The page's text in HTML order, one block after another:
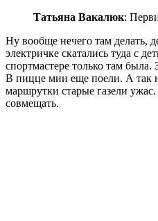
Татьяна Вакалюк:
Ну вообще нечего там делать,
электричке скатались туда с
спортмастере только там
В пицце мии еще поели. А так
маршрутки старые газели
совмещать.